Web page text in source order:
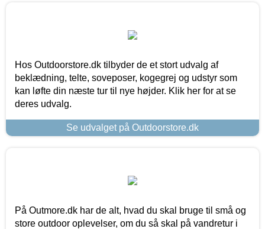
Hos Outdoorstore.dk tilbyder de et stort udvalg af
beklædning, telte, soveposer, kogegrej og udstyr som
kan løfte din næste tur til nye højder. Klik her for at se
deres udvalg.
Se udvalget på Outdoorstore.dk
På Outmore.dk har de alt, hvad du skal bruge til små og
store outdoor oplevelser, om du så skal på vandretur i